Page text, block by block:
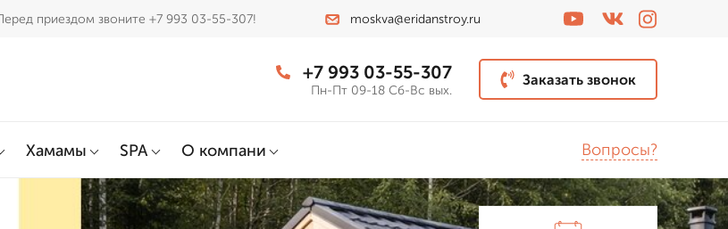
приездом звоните +7 993 03-55-307! moskva@eridanstroy.ru
+7 993 03-55-307
Пн-Пт 09-18 Сб-Вс вых.
Заказать звонок
Хамамы SPA О компани Вопросы?